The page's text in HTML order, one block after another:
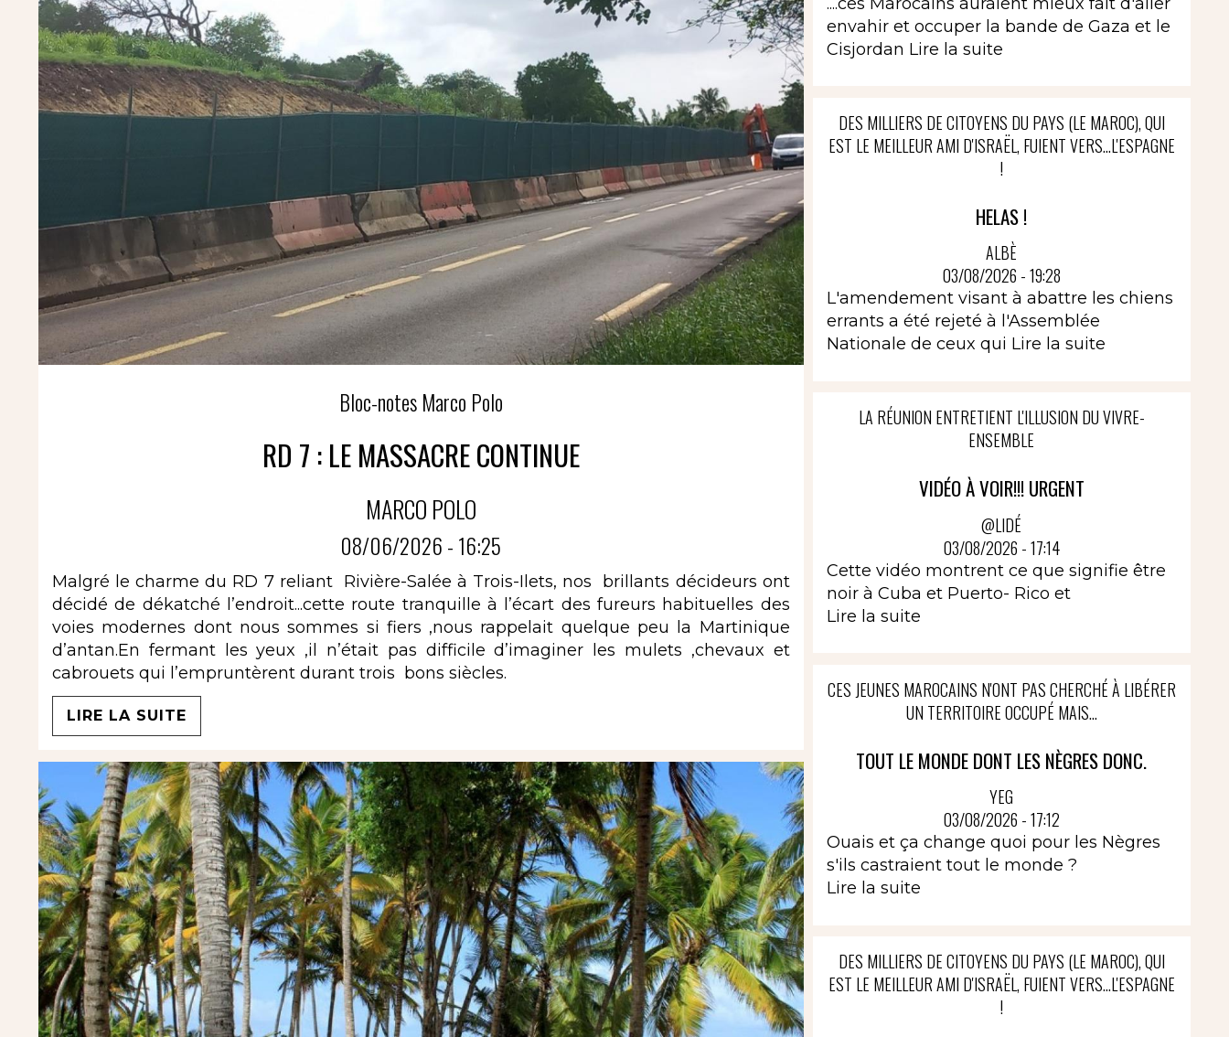
Bloc-notes Marco Polo
RD 7 : LE MASSACRE CONTINUE
MARCO POLO
08/06/2026 - 16:25
Malgré le charme du RD 7 reliant Rivière-Salée à Trois-Ilets, nos brillants décideurs ont
décidé de dékatché l’endroit...cette route tranquille à l’écart des fureurs habituelles des
voies modernes dont nous sommes si fiers ,nous rappelait quelque peu la Martinique
d’antan.En fermant les yeux ,il n’était pas difficile d’imaginer les mulets ,chevaux et
cabrouets qui l’empruntèrent durant trois bons siècles.
LIRE LA SUITE
envahir et occuper la bande de Gaza et le
Cisjordan Lire la suite
DES MILLIERS DE CITOYENS DU PAYS (LE MAROC), QUI
EST LE MEILLEUR AMI D'ISRAËL, FUIENT VERS...L'ESPAGNE
!
HELAS !
ALBÈ
03/08/2026 - 19:28
L'amendement visant à abattre les chiens
errants a été rejeté à l'Assemblée
Nationale de ceux qui Lire la suite
LA RÉUNION ENTRETIENT L'ILLUSION DU VIVRE-
ENSEMBLE
VIDÉO À VOIR!!! URGENT
@LIDÉ
03/08/2026 - 17:14
Cette vidéo montrent ce que signifie être
noir à Cuba et Puerto- Rico et
Lire la suite
CES JEUNES MAROCAINS N'ONT PAS CHERCHÉ À LIBÉRER
UN TERRITOIRE OCCUPÉ MAIS...
TOUT LE MONDE DONT LES NÈGRES DONC.
YEG
03/08/2026 - 17:12
Ouais et ça change quoi pour les Nègres
s'ils castraient tout le monde ?
Lire la suite
DES MILLIERS DE CITOYENS DU PAYS (LE MAROC), QUI
EST LE MEILLEUR AMI D'ISRAËL, FUIENT VERS...L'ESPAGNE
!